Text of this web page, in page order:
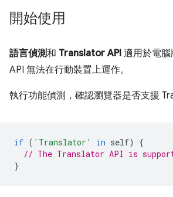
開始使用
語言偵測和 Translator API 適用於電
API 無法在行動裝置上運作。
執行功能偵測，確認瀏覽器是否支援
if ( 'Translator' in self)
{
// The Translator API is
}